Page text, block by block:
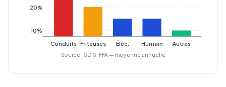
20%
10%
Conduits Friteuses Élec. Humain Autres
Source : SDIS, FFA — moyenne annuelle